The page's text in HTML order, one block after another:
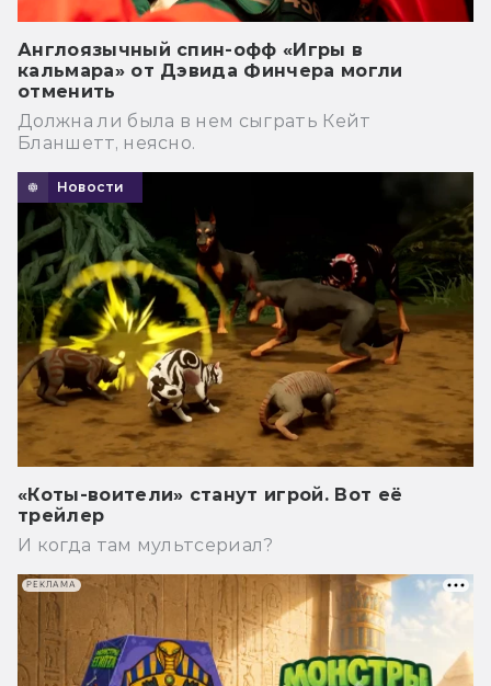
Англоязычный спин-офф «Игры в
кальмара» от Дэвида Финчера могли
отменить
Должна ли была в нем сыграть Кейт
Бланшетт, неясно.
Новости
«Коты-воители» станут игрой. Вот её
трейлер
И когда там мультсериал?
РЕКЛАМА